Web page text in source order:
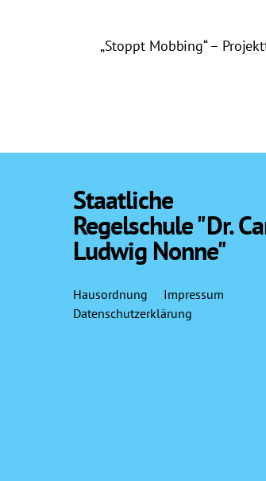
„Stoppt Mobbing“ –
Staatliche
Regelschule "Dr.
Ludwig Nonne"
Hausordnung
Impressum
Datenschutzerklärung